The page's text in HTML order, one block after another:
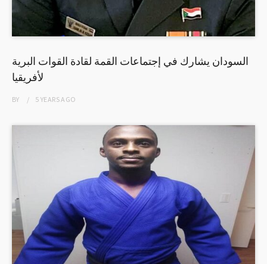
السودان يشارك في إجتماعات القمة لقادة القوات البرية
لأفريقيا
BY 5 YEARSAGO